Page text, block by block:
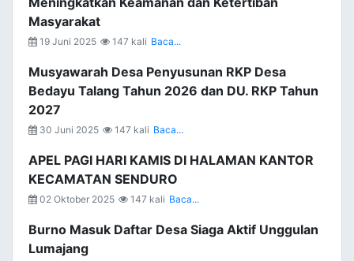
Masyarakat
19 Juni 2025 147 kali Baca...
Musyawarah Desa Penyusunan RKP Desa
Bedayu Talang Tahun 2026 dan DU. RKP Tahun
2027
30 Juni 2025 147 kali Baca...
APEL PAGI HARI KAMIS DI HALAMAN KANTOR
KECAMATAN SENDURO
02 Oktober 2025 147 kali Baca...
Burno Masuk Daftar Desa Siaga Aktif Unggulan
Lumajang